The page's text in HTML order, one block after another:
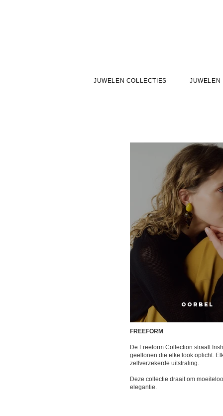
JUWELEN COLLECTIES JUWELEN
OORBEL
FREEFORM
De Freeform Collection straalt
geeltonen die elke look oplicht.
zelfverzekerde uitstraling.
Deze collectie draait om
elegantie.